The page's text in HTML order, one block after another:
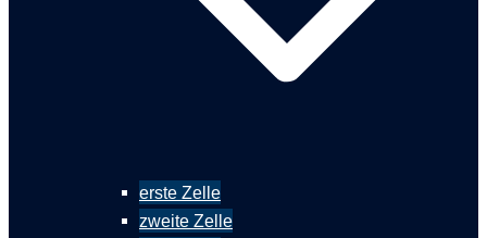
erste Zelle
zweite Zelle